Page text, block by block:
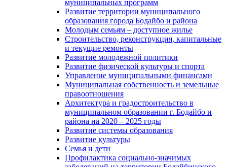
муниципальных программ
Развитие территории муниципального
образования города Бодайбо и района
Молодым семьям – доступное жилье
Строительство, реконструкция, капитальные
и текущие ремонты
Развитие молодежной политики
Развитие физической культуры и спорта
Управление муниципальными финансами
Муниципальная собственность и земельные
правоотношения
Архитектура и градостроительство в
муниципальном образовании г. Бодайбо и
района на 2020 – 2025 годы
Развитие системы образования
Развитие культуры
Семья и дети
Профилактика социально-значимых